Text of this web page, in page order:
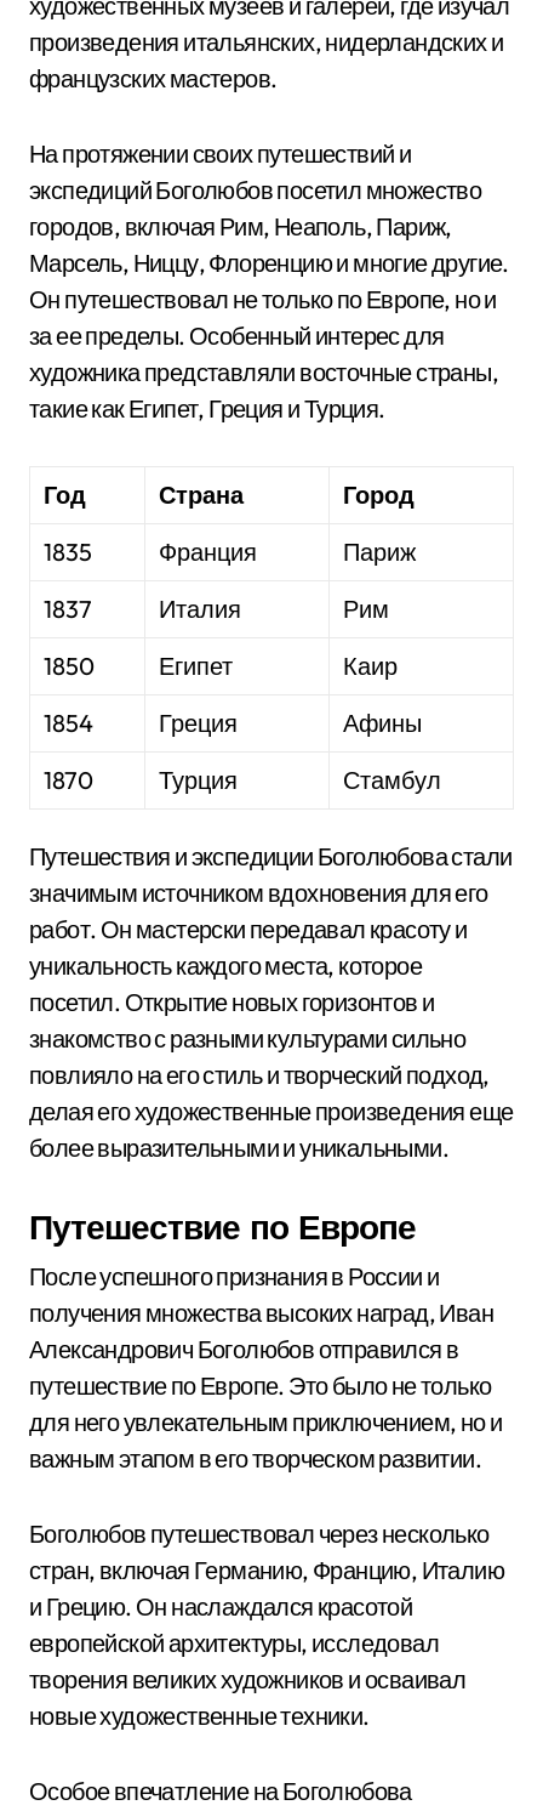
произведения итальянских, нидерландских и
французских мастеров.
На протяжении своих путешествий и
экспедиций Боголюбов посетил множество
городов, включая Рим, Неаполь, Париж,
Марсель, Ниццу, Флоренцию и многие другие.
Он путешествовал не только по Европе, но и
за ее пределы. Особенный интерес для
художника представляли восточные страны,
такие как Египет, Греция и Турция.
Год Страна
Город
1835
Франция
Париж
1837
Италия
Рим
1850
Египет
Каир
1854
Греция
Афины
1870
Турция Стамбул
Путешествия и экспедиции Боголюбова стали
значимым источником вдохновения для его
работ. Он мастерски передавал красоту и
уникальность каждого места, которое
посетил. Открытие новых горизонтов и
знакомство с разными культурами сильно
повлияло на его стиль и творческий подход,
делая его художественные произведения еще
более выразительными и уникальными.
Путешествие по Европе
После успешного признания в России и
получения множества высоких наград, Иван
Александрович Боголюбов отправился в
путешествие по Европе. Это было не только
для него увлекательным приключением, но и
важным этапом в его творческом развитии.
Боголюбов путешествовал через несколько
стран, включая Германию, Францию, Италию
и Грецию. Он наслаждался красотой
европейской архитектуры, исследовал
творения великих художников и осваивал
новые художественные техники.
Особое впечатление на Боголюбова